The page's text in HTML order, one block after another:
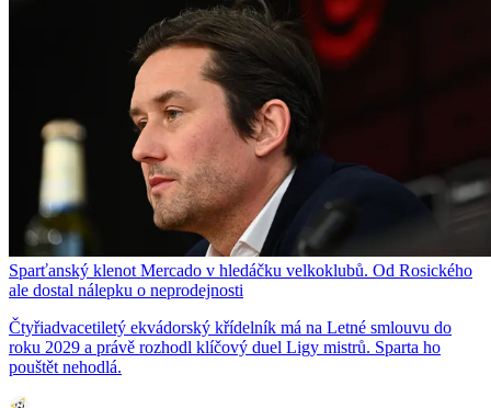
Sparťanský klenot Mercado v hledáčku velkoklubů. Od Rosického
ale dostal nálepku o neprodejnosti
Čtyřiadvacetiletý ekvádorský křídelník má na Letné smlouvu do
roku 2029 a právě rozhodl klíčový duel Ligy mistrů. Sparta ho
pouštět nehodlá.